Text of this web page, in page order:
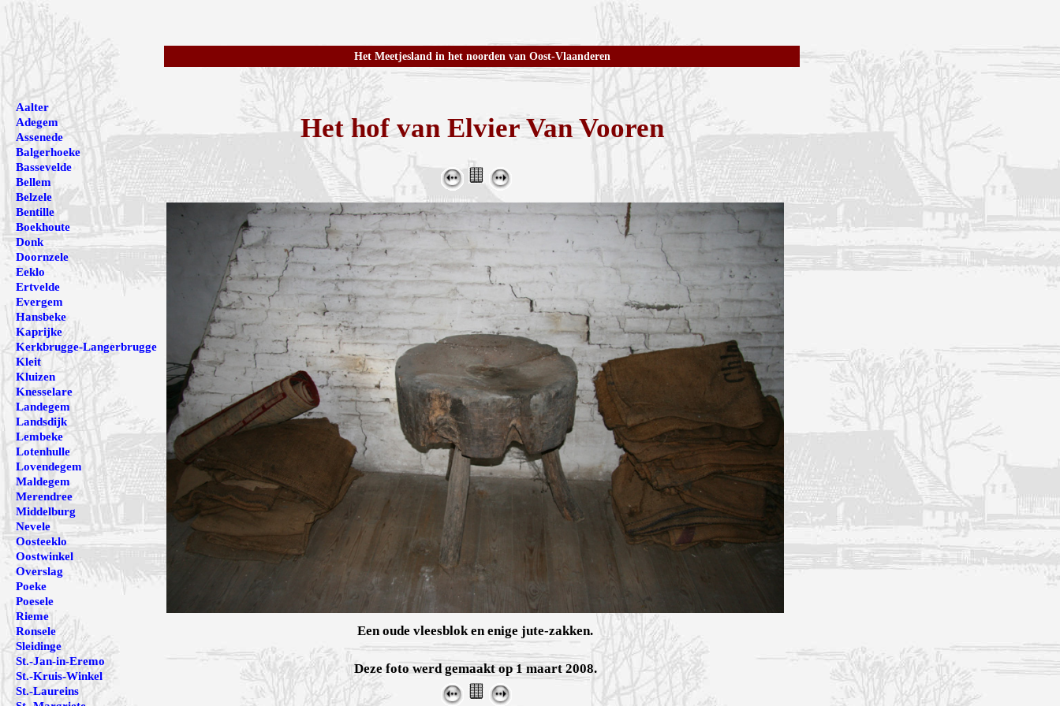
Het Meetjesland in het noorden van Oost-Vlaanderen
Het hof van Elvier Van Vooren
Een oude vleesblok en enige jute-zakken.
Deze foto werd gemaakt op 1 maart 2008.
Aalter
Adegem
Assenede
Balgerhoeke
Bassevelde
Bellem
Belzele
Bentille
Boekhoute
Donk
Doornzele
Eeklo
Ertvelde
Evergem
Hansbeke
Kaprijke
Kerkbrugge-Langerbrugge
Kleit
Kluizen
Knesselare
Landegem
Landsdijk
Lembeke
Lotenhulle
Lovendegem
Maldegem
Merendree
Middelburg
Nevele
Oosteeklo
Oostwinkel
Overslag
Poeke
Poesele
Rieme
Ronsele
Sleidinge
St.-Jan-in-Eremo
St.-Kruis-Winkel
St.-Laureins